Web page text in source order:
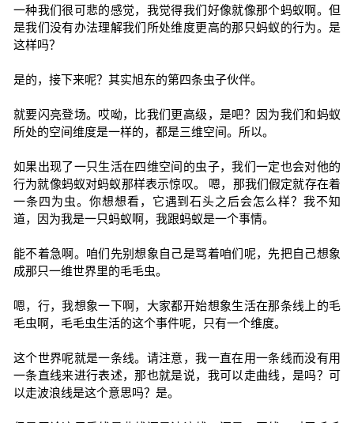
一种我们很可悲的感觉，我觉得我们好像就像那个蚂蚁啊。但
是我们没有办法理解我们所处维度更高的那只蚂蚁的行为。是
这样吗？
是的，接下来呢？其实旭东的第四条虫子伙伴。
就要闪亮登场。哎呦，比我们更高级，是吧？因为我们和蚂蚁
所处的空间维度是一样的，都是三维空间。所以。
如果出现了一只生活在四维空间的虫子，我们一定也会对他的
行为就像蚂蚁对蚂蚁那样表示惊叹。 嗯，那我们假定就存在着
一条四为虫。你想想看，它遇到石头之后会怎么样？我不知
道，因为我是一只蚂蚁啊，我跟蚂蚁是一个事情。
能不着急啊。咱们先别想象自己是骂着咱们呢，先把自己想象
成那只一维世界里的毛毛虫。
嗯，行，我想象一下啊，大家都开始想象生活在那条线上的毛
毛虫啊，毛毛虫生活的这个事件呢，只有一个维度。
这个世界呢就是一条线。请注意，我一直在用一条线而没有用
一条直线来进行表述，那也就是说，我可以走曲线，是吗？可
以走波浪线是这个意思吗？是。